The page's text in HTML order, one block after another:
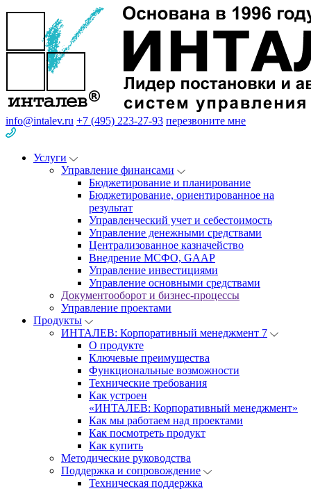
info@intalev.ru +7 (495) 223-27-93 перезвоните мне
Услуги
Управление финансами
Бюджетирование и планирование
Бюджетирование, ориентированное на
результат
Управленческий учет и себестоимость
Управление денежными средствами
Централизованное казначейство
Внедрение МСФО, GAAP
Управление инвестициями
Управление основными средствами
Документооборот и бизнес-процессы
Управление проектами
Продукты
ИНТАЛЕВ: Корпоративный менеджмент 7
О продукте
Ключевые преимущества
Функциональные возможности
Технические требования
Как устроен
«ИНТАЛЕВ: Корпоративный менеджмент»
Как мы работаем над проектами
Как посмотреть продукт
Как купить
Методические руководства
Поддержка и сопровождение
Техническая поддержка